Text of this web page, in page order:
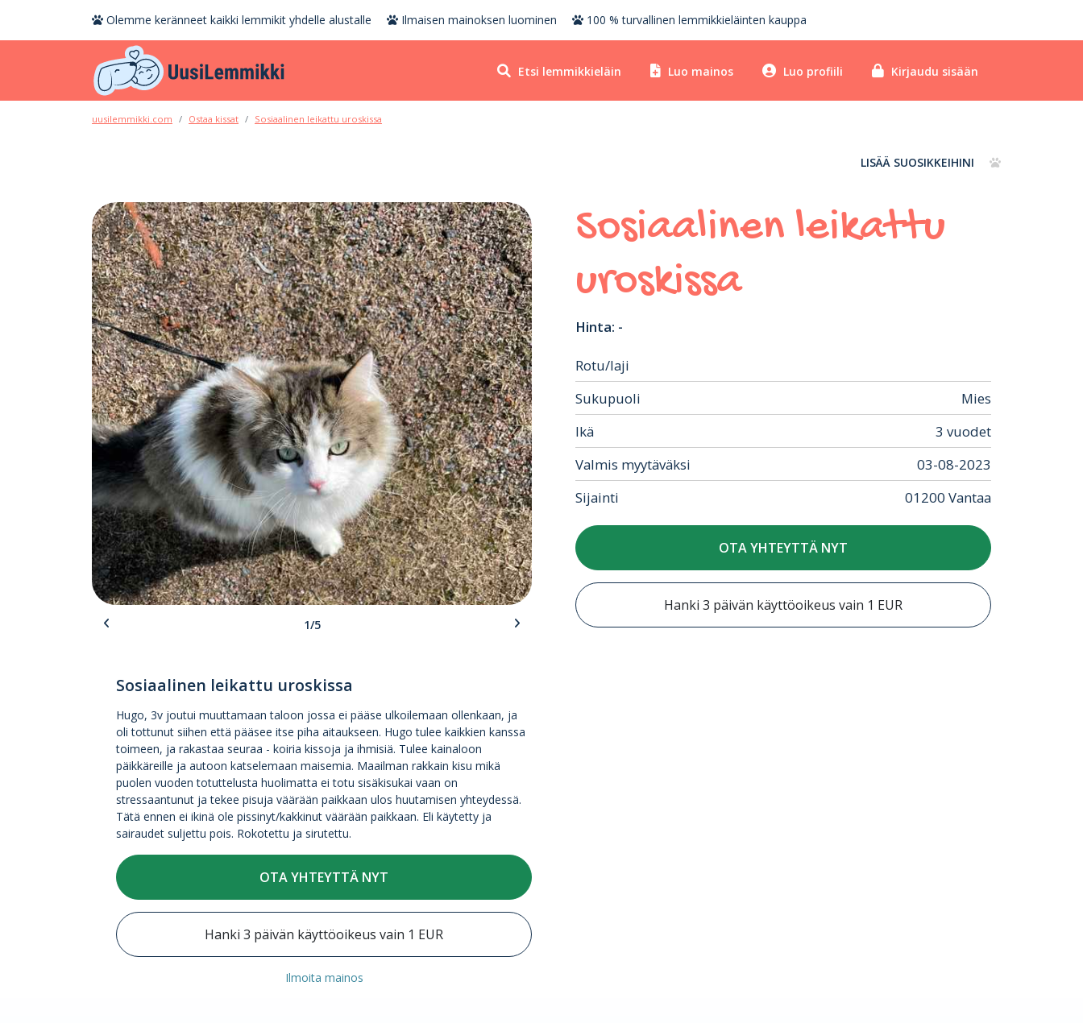
Olemme keränneet kaikki lemmikit yhdelle alustalle Ilmaisen mainoksen luominen 100 % turvallinen lemmikkieläinten kauppa
Etsi lemmikkieläin Luo mainos Luo profiili Kirjaudu sisään
uusilemmikki.com Ostaa kissat Sosiaalinen leikattu uroskissa
LISÄÄ SUOSIKKEIHINI
1/5
Sosiaalinen leikattu
uroskissa
Hinta: -
Rotu/laji
Sukupuoli
Mies
Ikä
3 vuodet
Valmis myytäväksi
03-08-2023
Sijainti
01200 Vantaa
OTA YHTEYTTÄ NYT
Hanki 3 päivän käyttöoikeus vain 1 EUR
Sosiaalinen leikattu uroskissa
Hugo, 3v joutui muuttamaan taloon jossa ei pääse ulkoilemaan ollenkaan, ja
oli tottunut siihen että pääsee itse piha aitaukseen. Hugo tulee kaikkien kanssa
toimeen, ja rakastaa seuraa - koiria kissoja ja ihmisiä. Tulee kainaloon
päikkäreille ja autoon katselemaan maisemia. Maailman rakkain kisu mikä
puolen vuoden totuttelusta huolimatta ei totu sisäkisukai vaan on
stressaantunut ja tekee pisuja väärään paikkaan ulos huutamisen yhteydessä.
Tätä ennen ei ikinä ole pissinyt/kakkinut väärään paikkaan. Eli käytetty ja
sairaudet suljettu pois. Rokotettu ja sirutettu.
OTA YHTEYTTÄ NYT
Hanki 3 päivän käyttöoikeus vain 1 EUR
Ilmoita mainos